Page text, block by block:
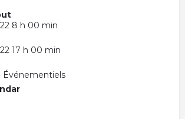
8 h 00 min
17 h 00 min
Événementiels